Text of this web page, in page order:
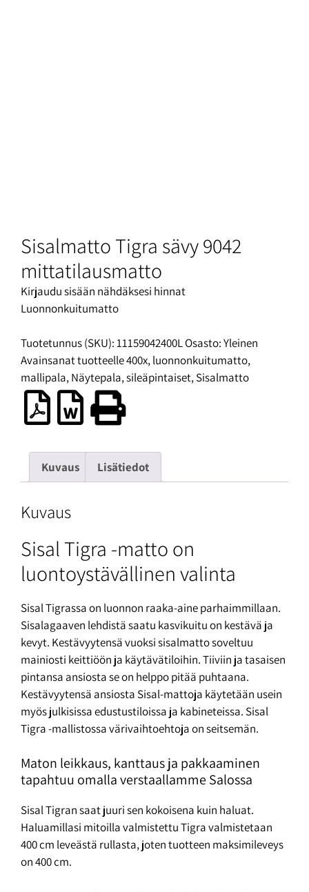
Sisalmatto Tigra sävy 9042
mittatilausmatto
Kirjaudu sisään nähdäksesi hinnat
Luonnonkuitumatto
Tuotetunnus (SKU):11159042400LOsasto:Yleinen
Avainsanat tuotteelle400x,luonnonkuitumatto,
mallipala,Näytepala,sileäpintaiset,Sisalmatto
Kuvaus Lisätiedot
Kuvaus
Sisal Tigra -matto on
luontoystävällinen valinta
Sisal Tigrassa on luonnon raaka-aine parhaimmillaan.
Sisalagaaven lehdistä saatu kasvikuitu on kestävä ja
kevyt. Kestävyytensä vuoksi sisalmatto soveltuu
mainiosti keittiöön ja käytävätiloihin. Tiiviin ja tasaisen
pintansa ansiosta se on helppo pitää puhtaana.
Kestävyytensä ansiosta Sisal-mattoja käytetään usein
myös julkisissa edustustiloissa ja kabineteissa. Sisal
Tigra -mallistossa värivaihtoehtoja on seitsemän.
Maton leikkaus, kanttaus ja pakkaaminen
tapahtuu omalla verstaallamme Salossa
Sisal Tigran saat juuri sen kokoisena kuin haluat.
Haluamillasi mitoilla valmistettu Tigra valmistetaan
400 cm leveästä rullasta, joten tuotteen maksimileveys
on 400 cm.